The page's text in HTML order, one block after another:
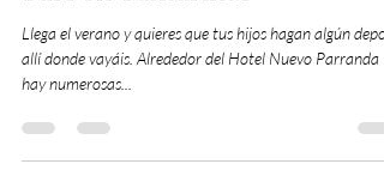
Surf en Camariñas
Llega el verano y quieres que tus hijos hagan algún
allí donde vayáis. Alrededor del Hotel Nuevo Parranda
hay numerosas...